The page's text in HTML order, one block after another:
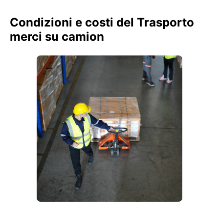
Condizioni e costi del Trasporto
merci su camion